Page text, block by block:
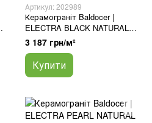
Артикул: 202989
Керамограніт Baldocer |
ELECTRA BLACK NATURAL
120X120
3 187 грн/м²
Купити